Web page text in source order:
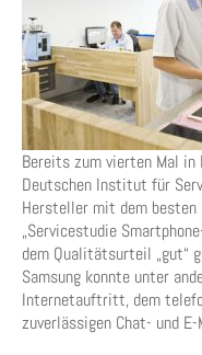
Bereits zum vierten Mal in
Deutschen Institut für
Hersteller mit dem besten
„Servicestudie
dem Qualitätsurteil „gut“
Samsung konnte unter
Internetauftritt, dem
zuverlässigen Chat- und